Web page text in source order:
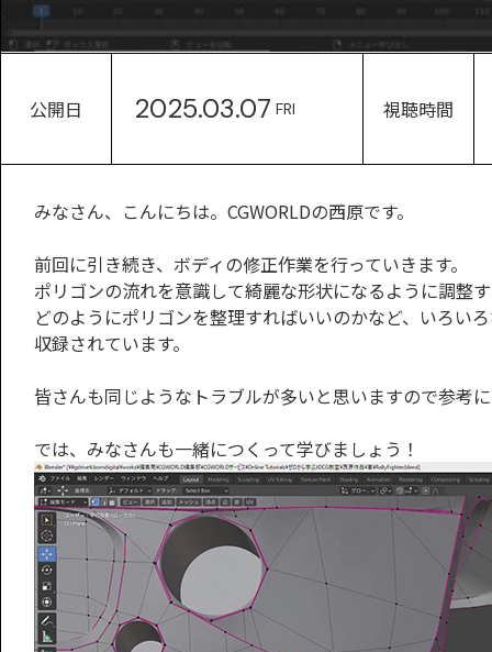
公開日 2025.03.07 FRI 視聴時間
みなさん、こんにちは。CGWORLDの西原です。
前回に引き続き、ボディの修正作業を行っていきます。
ポリゴンの流れを意識して綺麗な形状になるように調整
どのようにポリゴンを整理すればいいのかなど、いろい
収録されています。
皆さんも同じようなトラブルが多いと思いますので参考
では、みなさんも一緒につくって学びましょう！